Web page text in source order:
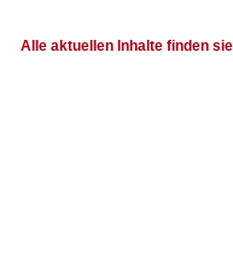
Alle aktuellen Inhalte finden